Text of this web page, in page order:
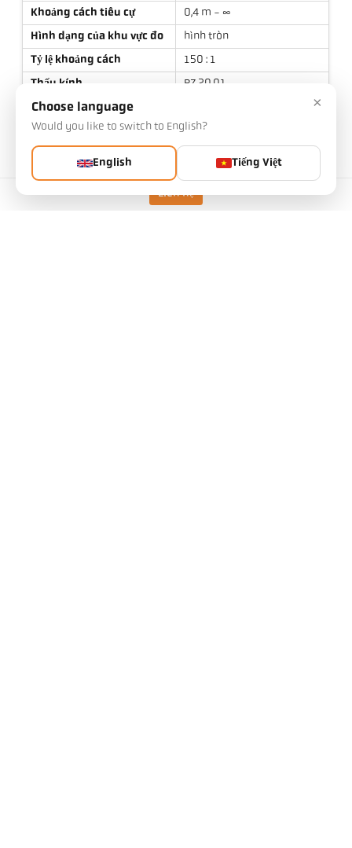
Liên hệ
Khoảng cách tiêu cự
0,4 m - ∞
Hình dạng của khu vực đo
hình tròn
Tỷ lệ khoảng cách
150 : 1
Thấu kính
PZ 20.01
Nguyên tắc đo
Tùy chọn thiết bị ngắm
Thông qua thấu kính
Thông số kỹ thuật
×
Choose language
Would you like to switch to English?
English Tiếng Việt